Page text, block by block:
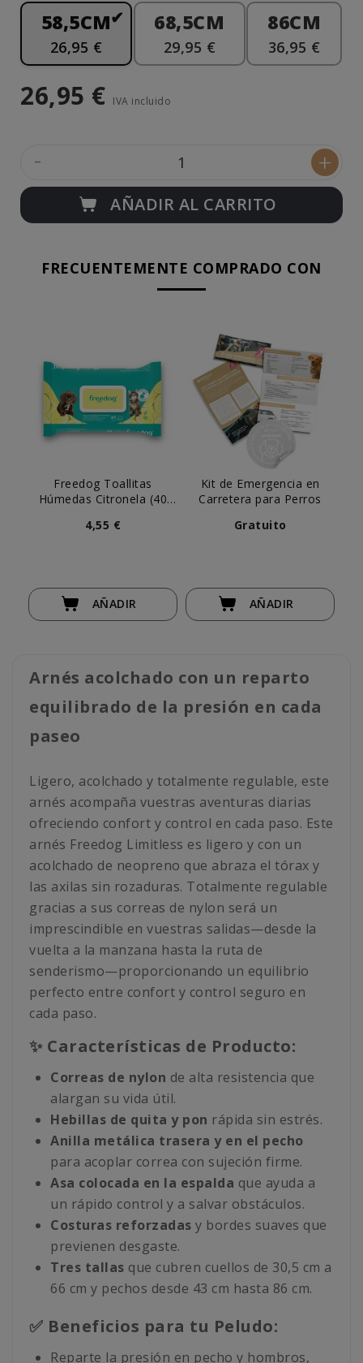
58,5CM
26,95 €
68,5CM
29,95 €
86CM
36,95 €
26,95 € IVA incluido
- +
AÑADIR AL CARRITO
FRECUENTEMENTE COMPRADO CON
Freedog Toallitas
Húmedas Citronela (40
4,55 €
AÑADIR
Kit de Emergencia en
Carretera para Perros
Gratuito
AÑADIR
Arnés acolchado con un reparto
equilibrado de la presión en cada
paseo
Ligero, acolchado y totalmente regulable, este
arnés acompaña vuestras aventuras diarias
ofreciendo confort y control en cada paso. Este
arnés Freedog Limitless es ligero y con un
acolchado de neopreno que abraza el tórax y
las axilas sin rozaduras. Totalmente regulable
gracias a sus correas de nylon será un
imprescindible en vuestras salidas—desde la
vuelta a la manzana hasta la ruta de
senderismo—proporcionando un equilibrio
perfecto entre confort y control seguro en
cada paso.
✨ Características de Producto:
Correas de nylon de alta resistencia que
alargan su vida útil.
Hebillas de quita y pon rápida sin estrés.
Anilla metálica trasera y en el pecho
para acoplar correa con sujeción firme.
Asa colocada en la espalda que ayuda a
un rápido control y a salvar obstáculos.
Costuras reforzadas y bordes suaves que
previenen desgaste.
Tres tallas que cubren cuellos de 30,5 cm a
66 cm y pechos desde 43 cm hasta 86 cm.
✅ Beneficios para tu Peludo:
Reparte la presión en pecho y hombros,